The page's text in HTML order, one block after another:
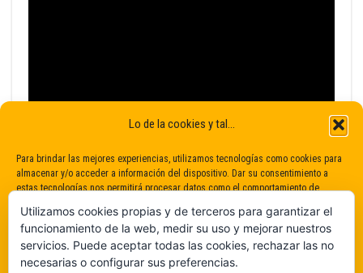
Lo de la cookies y tal...
Para brindar las mejores experiencias, utilizamos tecnologías como cookies para
almacenar y/o acceder a información del dispositivo. Dar su consentimiento a
estas tecnologías nos permitirá procesar datos como el comportamiento de
consentimiento puede afectar negativamente a determinadas características y
funciones.
Utilizamos cookies propias y de terceros para garantizar el
funcionamiento de la web, medir su uso y mejorar nuestros
servicios. Puede aceptar todas las cookies, rechazar las no
necesarias o configurar sus preferencias.